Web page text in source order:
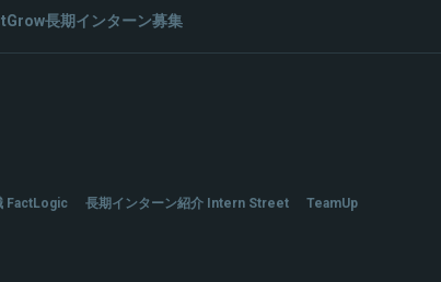
長期インターン募集
FactLogic 長期インターン紹介 Intern Street
TeamUp